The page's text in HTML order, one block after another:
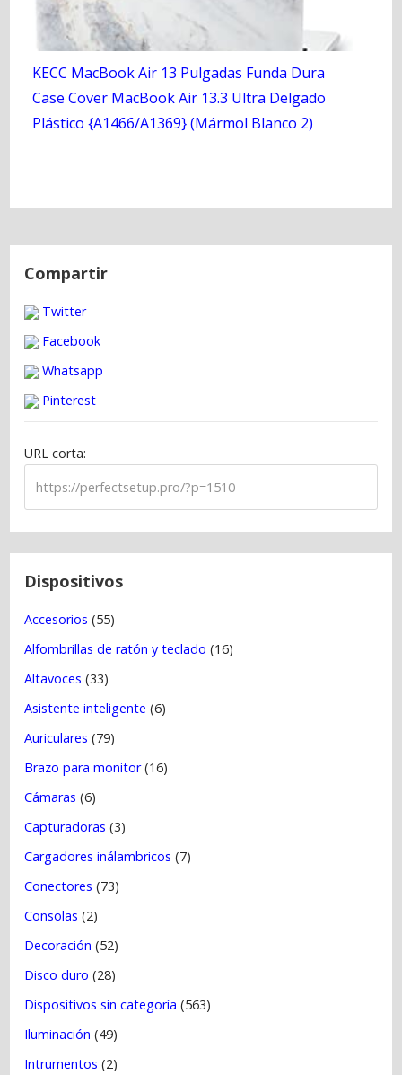
KECC MacBook Air 13 Pulgadas Funda Dura
Case Cover MacBook Air 13.3 Ultra Delgado
Plástico {A1466/A1369} (Mármol Blanco 2)
N
e
n
Compartir
Twitter
Facebook
Whatsapp
Pinterest
URL corta:
Dispositivos
Accesorios (55)
Alfombrillas de ratón y teclado (16)
Altavoces (33)
Asistente inteligente (6)
Auriculares (79)
Brazo para monitor(16)
Cámaras (6)
Capturadoras (3)
Cargadores inálambricos (7)
Conectores (73)
Consolas (2)
Decoración (52)
Disco duro (28)
Dispositivos sin categoría (563)
Iluminación (49)
Intrumentos (2)